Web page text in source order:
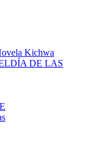
Kichwa
DE LAS